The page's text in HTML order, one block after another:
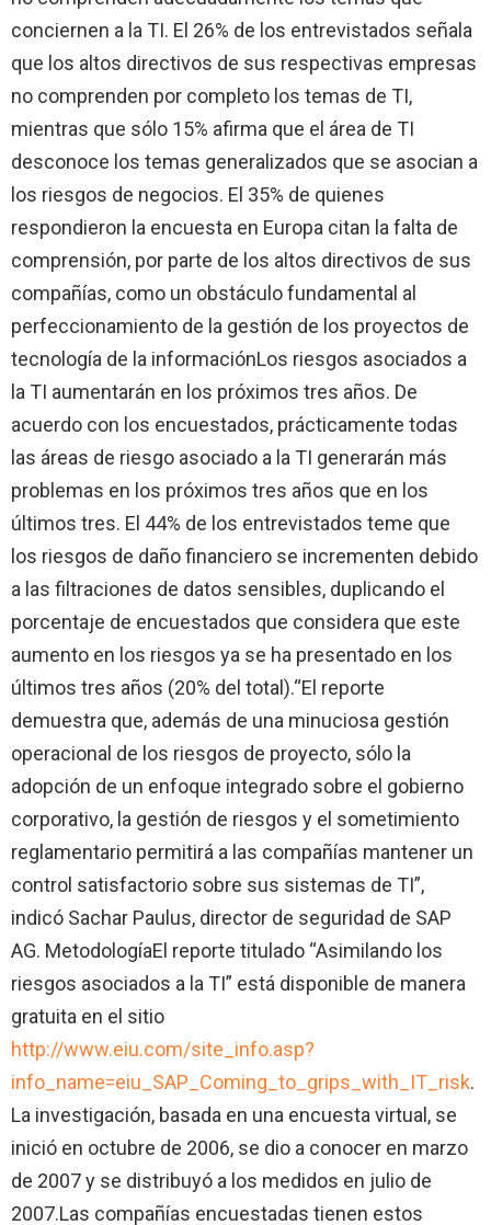
conciernen a la TI. El 26% de los entrevistados señala
que los altos directivos de sus respectivas empresas
no comprenden por completo los temas de TI,
mientras que sólo 15% afirma que el área de TI
desconoce los temas generalizados que se asocian a
los riesgos de negocios. El 35% de quienes
respondieron la encuesta en Europa citan la falta de
comprensión, por parte de los altos directivos de sus
compañías, como un obstáculo fundamental al
perfeccionamiento de la gestión de los proyectos de
tecnología de la informaciónLos riesgos asociados a
la TI aumentarán en los próximos tres años. De
acuerdo con los encuestados, prácticamente todas
las áreas de riesgo asociado a la TI generarán más
problemas en los próximos tres años que en los
últimos tres. El 44% de los entrevistados teme que
los riesgos de daño financiero se incrementen debido
a las filtraciones de datos sensibles, duplicando el
porcentaje de encuestados que considera que este
aumento en los riesgos ya se ha presentado en los
últimos tres años (20% del total).“El reporte
demuestra que, además de una minuciosa gestión
operacional de los riesgos de proyecto, sólo la
adopción de un enfoque integrado sobre el gobierno
corporativo, la gestión de riesgos y el sometimiento
reglamentario permitirá a las compañías mantener un
control satisfactorio sobre sus sistemas de TI”,
indicó Sachar Paulus, director de seguridad de SAP
AG. MetodologíaEl reporte titulado “Asimilando los
riesgos asociados a la TI” está disponible de manera
gratuita en el sitio
http://www.eiu.com/site_info.asp?
info_name=eiu_SAP_Coming_to_grips_with_IT_risk.
La investigación, basada en una encuesta virtual, se
inició en octubre de 2006, se dio a conocer en marzo
de 2007 y se distribuyó a los medidos en julio de
2007.Las compañías encuestadas tienen estos